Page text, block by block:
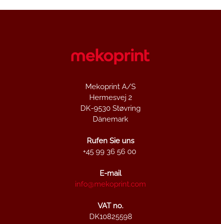
Mekoprint A/S
Hermesvej 2
DK-9530 Støvring
Dänemark
Rufen Sie uns
+45 99 36 56 00
E-mail
info@mekoprint.com
VAT no.
DK10825598